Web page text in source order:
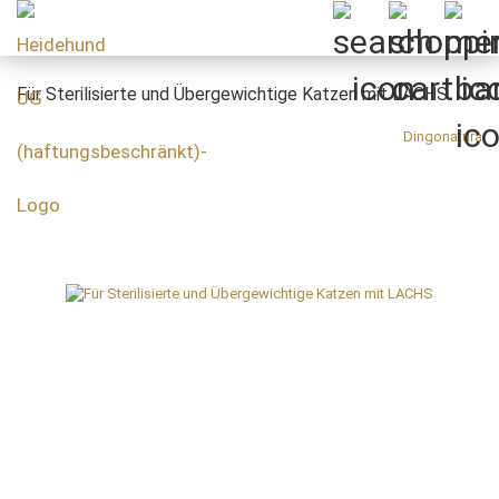
Für Sterilisierte und Übergewichtige Katzen mit LACHS
Dingonatura